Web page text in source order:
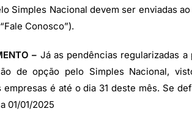
Simples Nacional devem ser enviadas
Conosco”).
– Já as pendências regularizadas
de opção pelo Simples Nacional,
é até o dia 31 deste mês. Se
01/01/2025